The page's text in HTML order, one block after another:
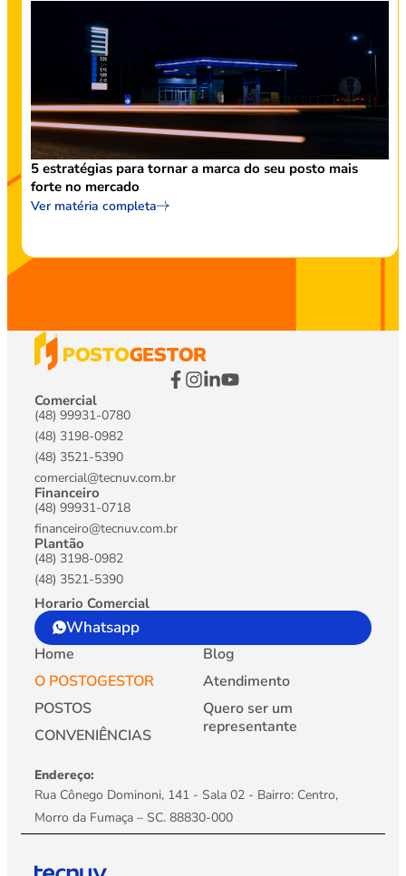
5 estratégias para tornar a marca do seu posto mais
forte no mercado
Ver matéria completa
Comercial
(48) 99931-0780
(48) 3198-0982
(48) 3521-5390
comercial@tecnuv.com.br
Financeiro
(48) 99931-0718
financeiro@tecnuv.com.br
Plantão
(48) 3198-0982
(48) 3521-5390
Horario Comercial
Whatsapp
Home
O POSTOGESTOR
POSTOS
CONVENIÊNCIAS
Blog
Atendimento
Quero ser um
representante
Endereço:
Rua Cônego Dominoni, 141 - Sala 02 - Bairro: Centro,
Morro da Fumaça – SC. 88830-000